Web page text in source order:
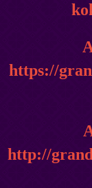
https://
http://